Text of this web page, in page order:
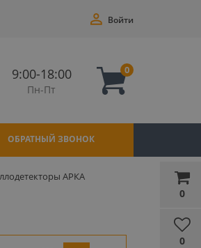
0
0
Войти
9:00-18:00
Пн-Пт
0
ОБРАТНЫЙ ЗВОНОК
АРКА